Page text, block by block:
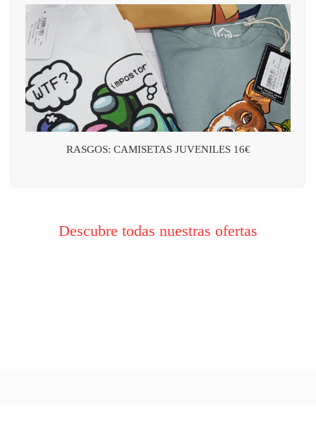
RASGOS: CAMISETAS JUVENILES 16€
Descubre todas nuestras ofertas